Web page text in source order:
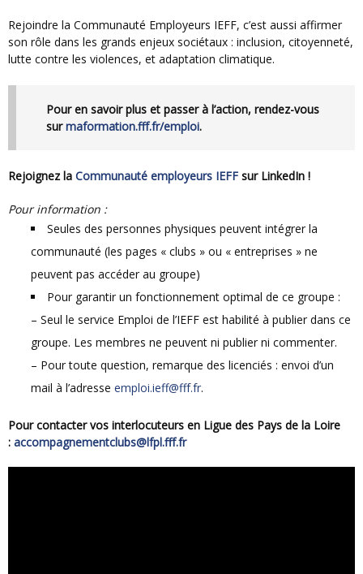
Rejoindre la Communauté Employeurs IEFF, c’est aussi affirmer
son rôle dans les grands enjeux sociétaux : inclusion, citoyenneté,
lutte contre les violences, et adaptation climatique.
Pour en savoir plus et passer à l’action, rendez-vous
surmaformation.fff.fr/emploi.
Rejoignez la Communauté employeurs IEFF sur LinkedIn !
Pour information :
Seules des personnes physiques peuvent intégrer la
communauté (les pages « clubs » ou « entreprises » ne
peuvent pas accéder au groupe)
Pour garantir un fonctionnement optimal de ce groupe :
– Seul le service Emploi de l’IEFF est habilité à publier dans ce
groupe. Les membres ne peuvent ni publier ni commenter.
– Pour toute question, remarque des licenciés : envoi d’un
mail à l’adresse emploi.ieff@fff.fr.
Pour contacter vos interlocuteurs en Ligue des Pays de la Loire
: accompagnementclubs@lfpl.fff.fr